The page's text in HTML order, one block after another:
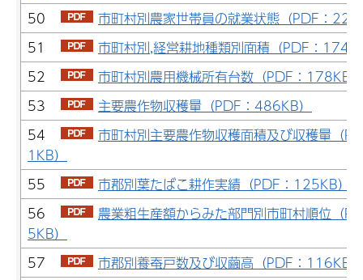
50
市町村別農家世帯員の就業状態（PDF：
51
市町村別,経営耕地種類別面積（PDF：
52
市町村別農用機械所有台数（PDF：178KB）
53
主要農作物収穫量（PDF：486KB）
54
市町村別主要農作物収穫面積及び収穫量（
1KB）
55
市郡別葉たばこ耕作実績（PDF：125KB）
56
農業粗生産額からみた部門別市町村順位（
5KB）
57
市郡別養蚕戸数及び収繭高（PDF：116KB）